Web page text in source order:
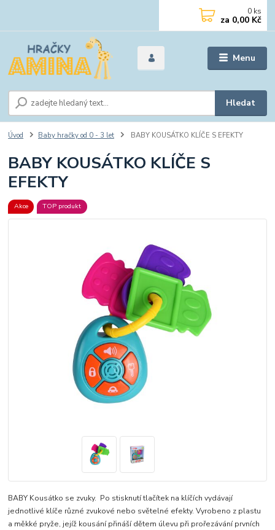
Menu
Hledat
0 ks
za 0,00 Kč
Úvod Baby hračky od 0 - 3 let BABY KOUSÁTKO KLÍČE S EFEKTY
BABY KOUSÁTKO KLÍČE S
EFEKTY
Akce TOP produkt
BABY Kousátko se zvuky. Po stisknutí tlačítek na klíčích vydávají
jednotlivé klíče různé zvukové nebo světelné efekty. Vyrobeno z plastu
a měkké pryže, jejíž kousání přináší dětem úlevu při prořezávání prvních